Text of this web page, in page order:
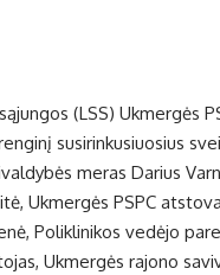
(LSS) Ukmergės
susirinkusiuosius
meras Darius
Ukmergės PSPC
Poliklinikos vedėjo
Ukmergės rajono